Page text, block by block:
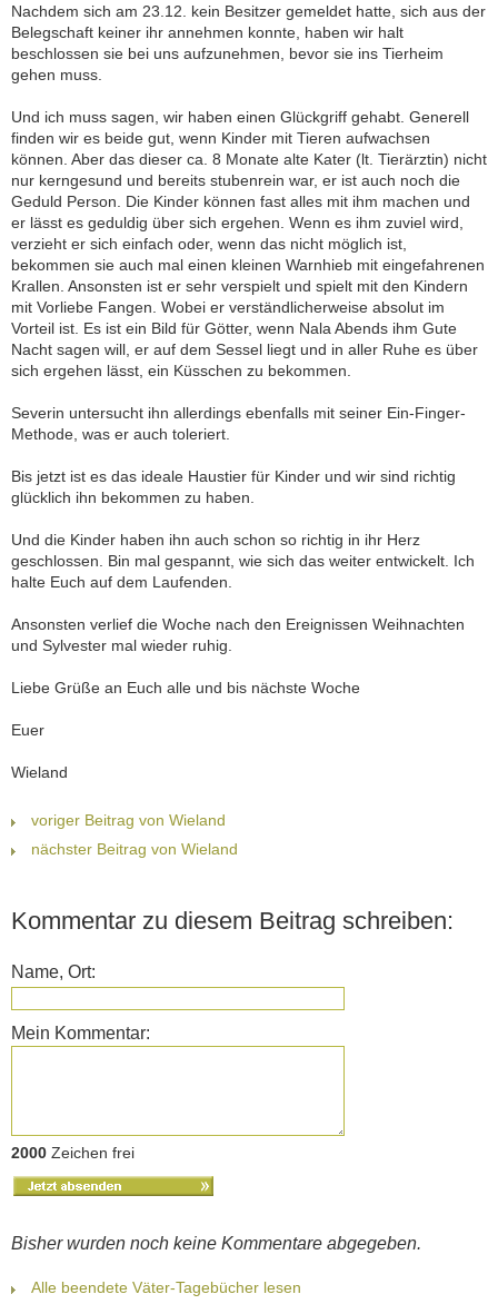
Nachdem sich am 23.12. kein Besitzer gemeldet hatte, sich aus der
Belegschaft keiner ihr annehmen konnte, haben wir halt
beschlossen sie bei uns aufzunehmen, bevor sie ins Tierheim
gehen muss.
Und ich muss sagen, wir haben einen Glückgriff gehabt. Generell
finden wir es beide gut, wenn Kinder mit Tieren aufwachsen
können. Aber das dieser ca. 8 Monate alte Kater (lt. Tierärztin) nicht
nur kerngesund und bereits stubenrein war, er ist auch noch die
Geduld Person. Die Kinder können fast alles mit ihm machen und
er lässt es geduldig über sich ergehen. Wenn es ihm zuviel wird,
verzieht er sich einfach oder, wenn das nicht möglich ist,
bekommen sie auch mal einen kleinen Warnhieb mit eingefahrenen
Krallen. Ansonsten ist er sehr verspielt und spielt mit den Kindern
mit Vorliebe Fangen. Wobei er verständlicherweise absolut im
Vorteil ist. Es ist ein Bild für Götter, wenn Nala Abends ihm Gute
Nacht sagen will, er auf dem Sessel liegt und in aller Ruhe es über
sich ergehen lässt, ein Küsschen zu bekommen.
Severin untersucht ihn allerdings ebenfalls mit seiner Ein-Finger-
Methode, was er auch toleriert.
Bis jetzt ist es das ideale Haustier für Kinder und wir sind richtig
glücklich ihn bekommen zu haben.
Und die Kinder haben ihn auch schon so richtig in ihr Herz
geschlossen. Bin mal gespannt, wie sich das weiter entwickelt. Ich
halte Euch auf dem Laufenden.
Ansonsten verlief die Woche nach den Ereignissen Weihnachten
und Sylvester mal wieder ruhig.
Liebe Grüße an Euch alle und bis nächste Woche
Euer
Wieland
voriger Beitrag von Wieland
nächster Beitrag von Wieland
Kommentar zu diesem Beitrag schreiben:
Name, Ort:
Mein Kommentar:
2000 Zeichen frei
Bisher wurden noch keine Kommentare abgegeben.
Alle beendete Väter-Tagebücher lesen